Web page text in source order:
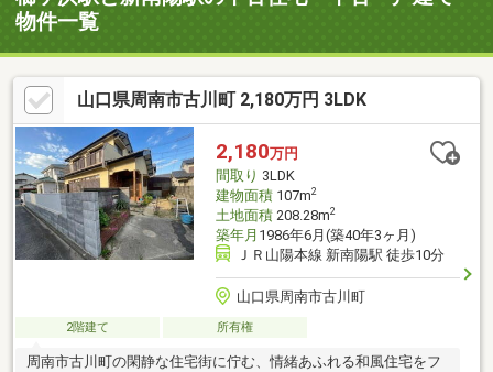
物件一覧
山口県周南市古川町 2,180万円 3LDK
2,180万円
間取り 3LDK
建物面積107m2
土地面積208.28m2
築年月 1986年6月(築40年3ヶ月)
ＪＲ山陽本線 新南陽駅 徒歩10分
山口県周南市古川町
2階建て 所有権
周南市古川町の閑静な住宅街に佇む、情緒あふれる和風住宅をフ